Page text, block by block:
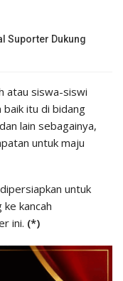
Suporter Dukung
atau siswa-siswi
baik itu di bidang
lain sebagainya,
untuk maju
untuk
kancah
ini. (*)